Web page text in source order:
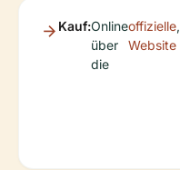
Kauf:Online
über
die
offizielle
Website
,